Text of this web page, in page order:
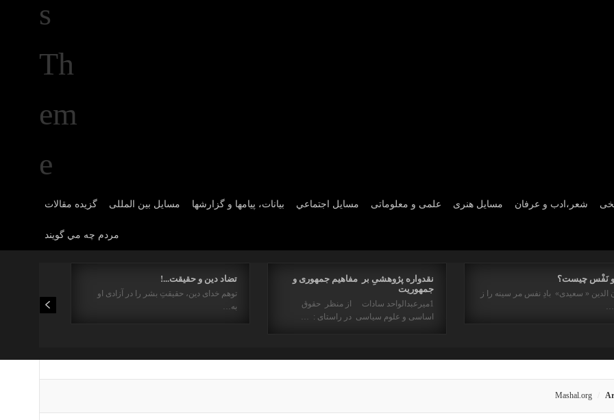
گزیده مقالات مسایل بین المللی بیانات، پیامها و گزارشها مسايل اجتماعي علمی و معلوماتی مسايل هنری شعر،ادب و عرفان
مردم چه مي گويند
تضاد دین و حقیقت...!
توهم خدای دین، حقیقتِ بشر را در آزادی او
به…
نقدواره پژوهشیِ بر مفاهیم جمهوری و
جمهوریت
1میرعبدالواحد سادات از منظر حقوق
اساسی و علوم سیاسی در راستای : …
و نَفْس چیست؟
الدین « سعیدی» بادِ نفس مر سینه را ز
Mashal.org